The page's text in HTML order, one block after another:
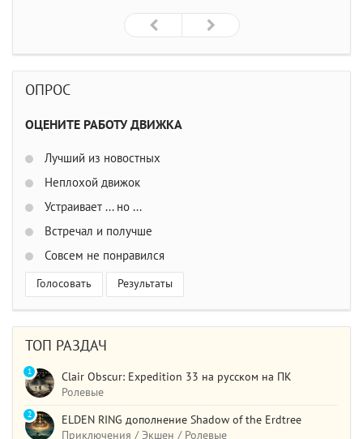
ОПРОС
ОЦЕНИТЕ РАБОТУ ДВИЖКА
Лучший из новостных
Неплохой движок
Устраивает ... но ...
Встречал и получше
Совсем не понравился
Голосовать Результаты
ТОП РАЗДАЧ
Clair Obscur: Expedition 33 на русском на ПК
Ролевые
1
ELDEN RING дополнение Shadow of the Erdtree
Приключения / Экшен / Ролевые
2